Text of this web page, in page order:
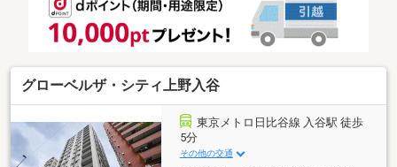
備・上野恩賜公園やアメ横、商業施設が身近な利便性
豊かな住環境※バルコニー面積は確認中です■本日のご
案内可能！資料請求・住宅ローンのご相談・内覧希望
グローベルザ・シティ上野入谷
東京メトロ日比谷線 入谷駅 徒歩
5分
その他の交通